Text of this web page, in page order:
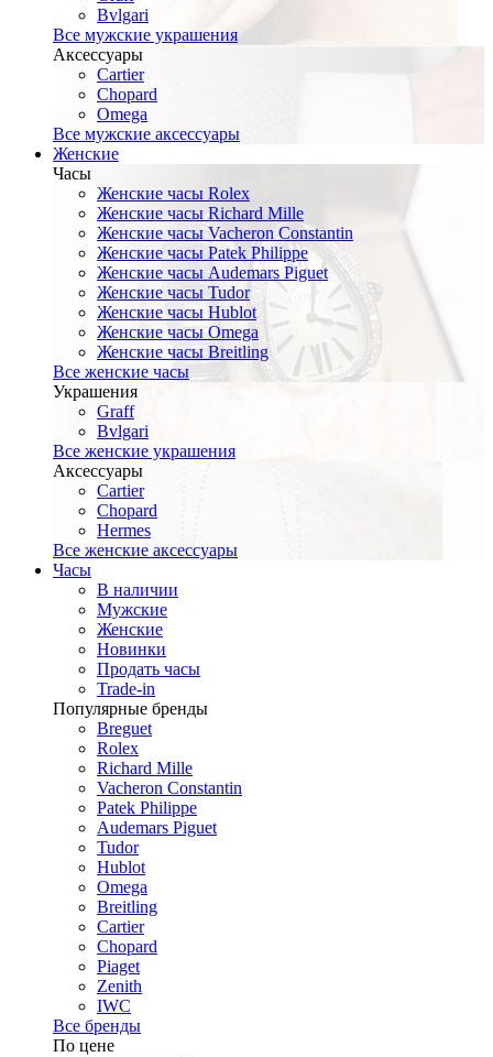
Bvlgari
Все мужские украшения
Аксессуары
Cartier
Chopard
Omega
Все мужские аксессуары
Женские
Часы
Женские часы Rolex
Женские часы Richard Mille
Женские часы Vacheron Constantin
Женские часы Patek Philippe
Женские часы Audemars Piguet
Женские часы Tudor
Женские часы Hublot
Женские часы Omega
Женские часы Breitling
Все женские часы
Украшения
Graff
Bvlgari
Все женские украшения
Аксессуары
Cartier
Chopard
Hermes
Все женские аксессуары
Часы
В наличии
Мужские
Женские
Новинки
Продать часы
Trade-in
Популярные бренды
Breguet
Rolex
Richard Mille
Vacheron Constantin
Patek Philippe
Audemars Piguet
Tudor
Hublot
Omega
Breitling
Cartier
Chopard
Piaget
Zenith
IWC
Все бренды
По цене